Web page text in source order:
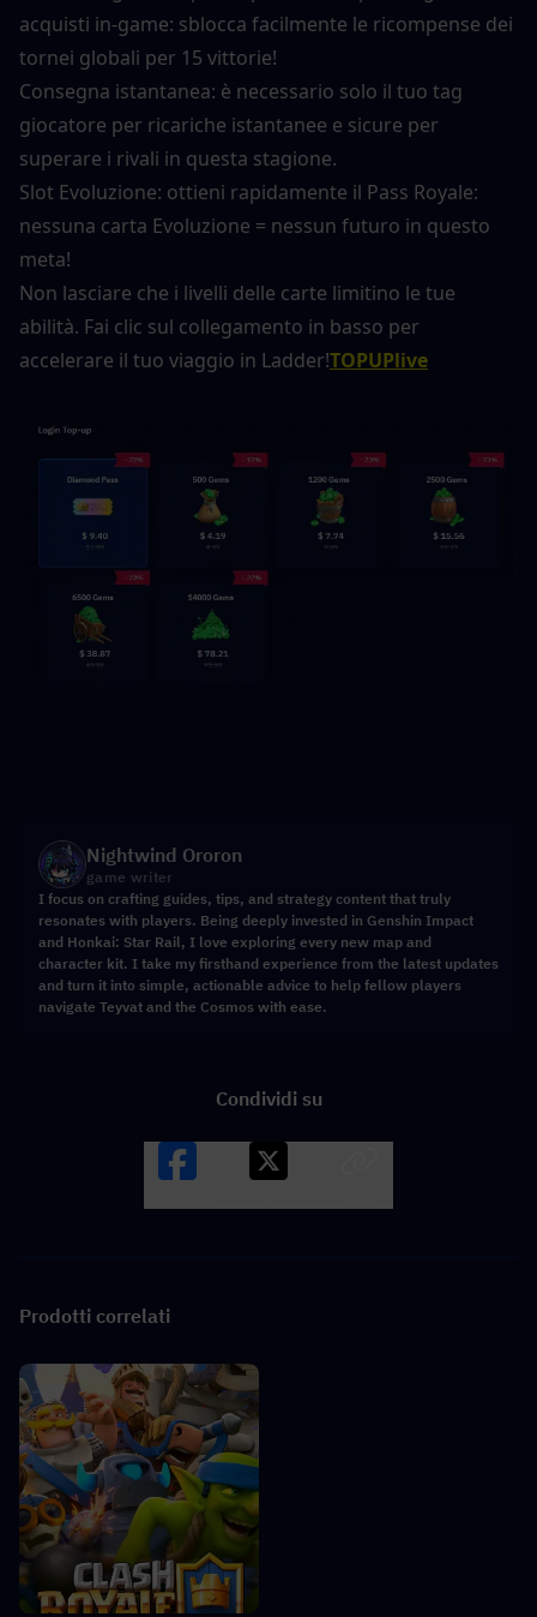
acquisti in-game: sblocca facilmente le ricompense dei
tornei globali per 15 vittorie!
Consegna istantanea: è necessario solo il tuo tag
giocatore per ricariche istantanee e sicure per
superare i rivali in questa stagione.
Slot Evoluzione: ottieni rapidamente il Pass Royale:
nessuna carta Evoluzione = nessun futuro in questo
meta!
Non lasciare che i livelli delle carte limitino le tue
abilità. Fai clic sul collegamento in basso per
accelerare il tuo viaggio in Ladder!TOPUPlive
Nightwind Ororon
game writer
I focus on crafting guides, tips, and strategy content that truly
resonates with players. Being deeply invested in Genshin Impact
and Honkai: Star Rail, I love exploring every new map and
character kit. I take my firsthand experience from the latest updates
and turn it into simple, actionable advice to help fellow players
navigate Teyvat and the Cosmos with ease.
Condividi su
Prodotti correlati